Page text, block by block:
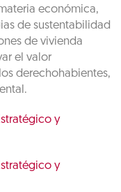
económica,
de sustentabilidad
de vivienda
el valor
derechohabientes,
y
y